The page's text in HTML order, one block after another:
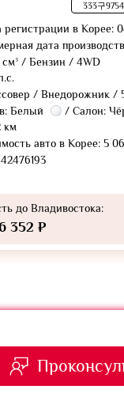
333구9754
регистрации в Корее:
дата
см³ / Бензин / 4WD
/ Внедорожник /
Белый
/ Салон:
км
авто в Корее: 5
до Владивостока:
352 ₽